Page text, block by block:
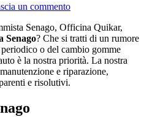
un commento
Senago, Officina Quikar,
Senago? Che si tratti di un rumore
o del cambio gomme
è la nostra priorità. La nostra
e riparazione,
e risolutivi.